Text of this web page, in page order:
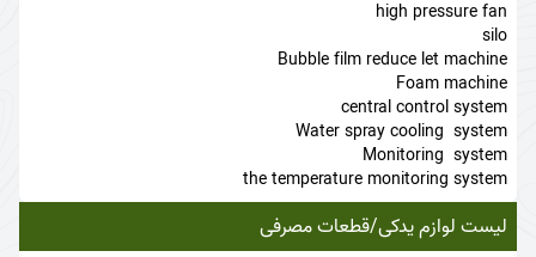
high pressure fan
silo
Bubble film reduce let machine
Foam machine
central control system
Water spray cooling system
Monitoring system
the temperature monitoring system
لیست لوازم یدکی/قطعات مصرفی